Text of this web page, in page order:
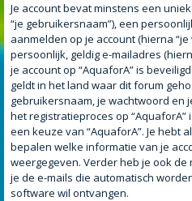
Je account bevat minstens een
“je gebruikersnaam”), een
aanmelden op je account (hierna
persoonlijk, geldig e-mailadres
je account op “AquaforA” is
geldt in het land waar dit forum
gebruikersnaam, je wachtwoord en
het registratieproces op
een keuze van “AquaforA”. Je hebt
bepalen welke informatie van je
weergegeven. Verder heb je ook
je de e-mails die automatisch
software wil ontvangen.